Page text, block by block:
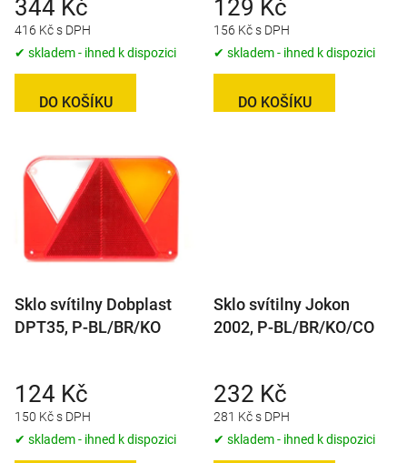
ů
416 Kč s DPH
344 Kč
✔ skladem - ihned k dispozici
DO KOŠÍKU
156 Kč s DPH
129 Kč
✔ skladem - ihned k dispozici
DO KOŠÍKU
Sklo svítilny Dobplast
DPT35, P-BL/BR/KO
150 Kč s DPH
124 Kč
✔ skladem - ihned k dispozici
Sklo svítilny Jokon
2002, P-BL/BR/KO/CO
281 Kč s DPH
232 Kč
✔ skladem - ihned k dispozici